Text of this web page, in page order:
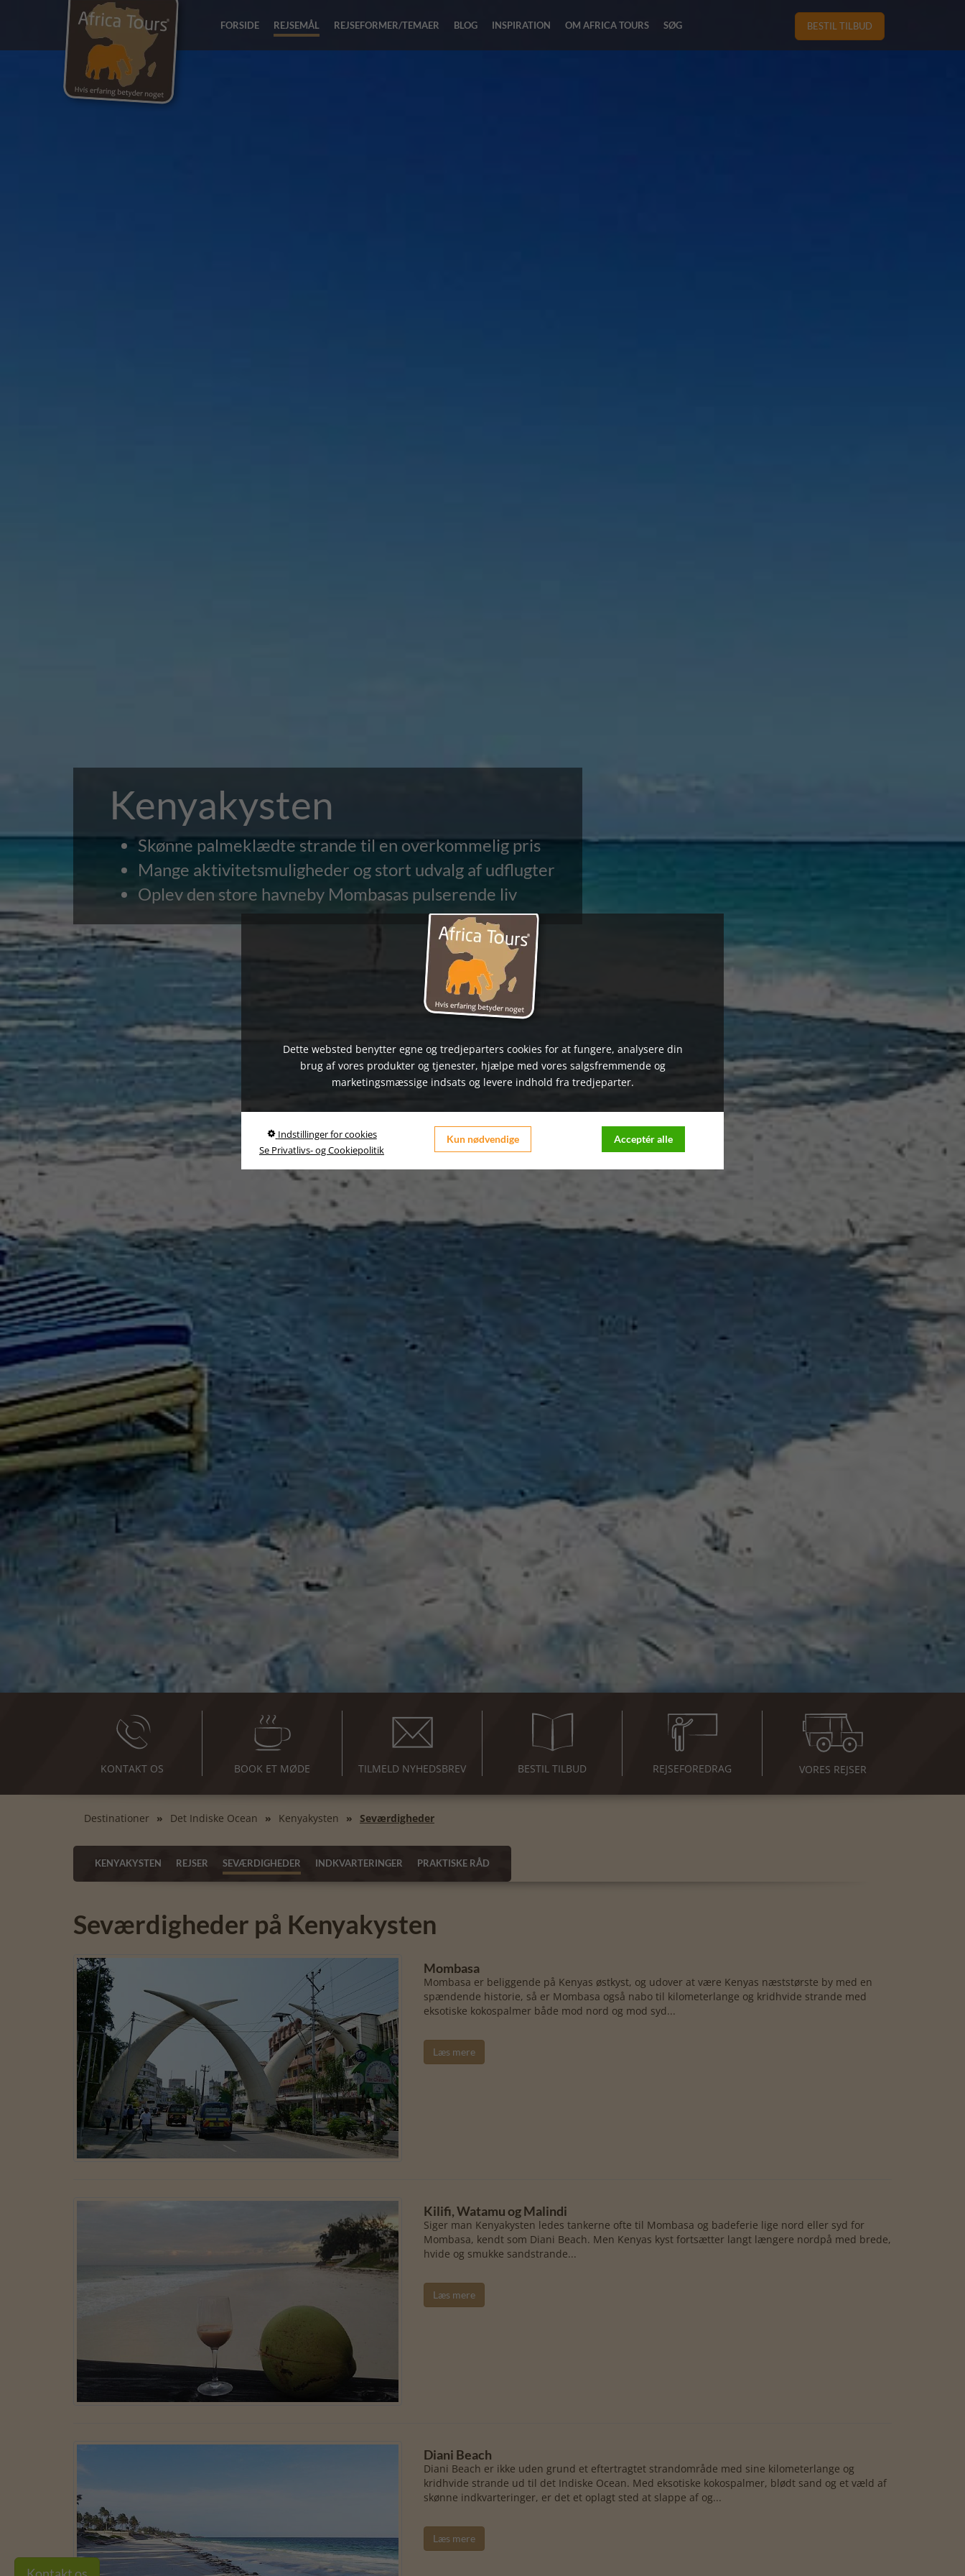
FORSIDE REJSEMÅL REJSEFORMER/TEMAER BLOG INSPIRATION OM AFRICA TOURS SØG BESTIL TILBUD
Kenyakysten
Skønne palmeklædte strande til en overkommelig pris
Mange aktivitetsmuligheder og stort udvalg af udflugter
Oplev den store havneby Mombasas pulserende liv
KONTAKT OS BOOK ET MØDE TILMELD NYHEDSBREV BESTIL TILBUD REJSEFOREDRAG VORES REJSER
Destinationer Det Indiske Ocean Kenyakysten Seværdigheder
KENYAKYSTEN REJSER SEVÆRDIGHEDER INDKVARTERINGER PRAKTISKE RÅD
Seværdigheder på Kenyakysten
Mombasa
Mombasa er beliggende på Kenyas østkyst, og udover at være Kenyas næststørste by med en
spændende historie, så er Mombasa også nabo til kilometerlange og kridhvide strande med
eksotiske kokospalmer både mod nord og mod syd...
Læs mere
Kilifi, Watamu og Malindi
Siger man Kenyakysten ledes tankerne ofte til Mombasa og badeferie lige nord eller syd for
Mombasa, kendt som Diani Beach. Men Kenyas kyst fortsætter langt længere nordpå med brede,
hvide og smukke sandstrande...
Læs mere
Diani Beach
Diani Beach er ikke uden grund et eftertragtet strandområde med sine kilometerlange og
kridhvide strande ud til det Indiske Ocean. Med eksotiske kokospalmer, blødt sand og et væld af
skønne indkvarteringer, er det et oplagt sted at slappe af og...
Læs mere
Dette websted benytter egne og tredjeparters cookies for at fungere, analysere din
brug af vores produkter og tjenester, hjælpe med vores salgsfremmende og
marketingsmæssige indsats og levere indhold fra tredjeparter.
Indstillinger for cookies
Se Privatlivs- og Cookiepolitik
Kun nødvendige Acceptér alle